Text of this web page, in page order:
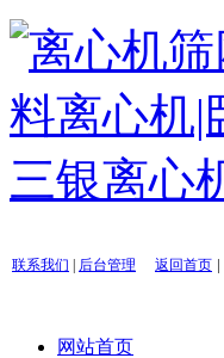
联系我们 后台管理 返回首页 |
网站首页